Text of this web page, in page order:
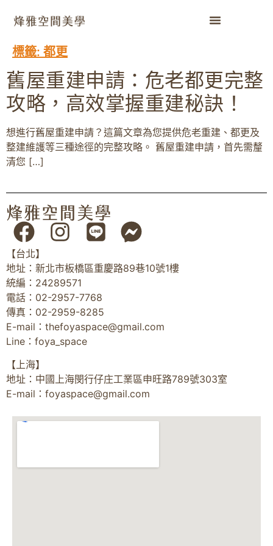
標籤: 都更
舊屋重建申請：危老都更完整
攻略，高效掌握重建秘訣！
想進行舊屋重建申請？這篇文章為您提供危老重建、都更及
整建維護等三種途徑的完整攻略。 舊屋重建申請，首先需釐
清您 […]
【台北】
地址：新北市板橋區重慶路89巷10號1樓
統編：24289571
電話：02-2957-7768
傳真：02-2959-8285
E-mail： thefoyaspace@gmail.com
Line：foya_space
【上海】
地址：中國上海閔行仔庄工業區申旺路789號303室
E-mail： foyaspace@gmail.com